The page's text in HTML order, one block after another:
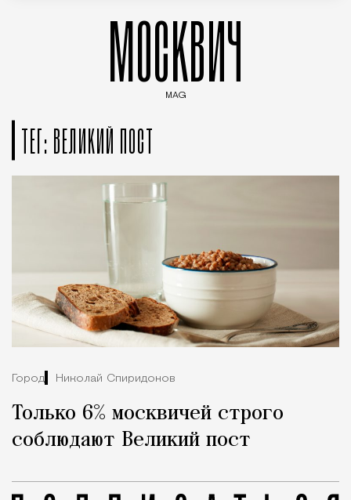
МОСКВИЧ
MAG
ТЕГ: ВЕЛИКИЙ ПОСТ
Город Николай Спиридонов
Только 6% москвичей строго
соблюдают Великий пост